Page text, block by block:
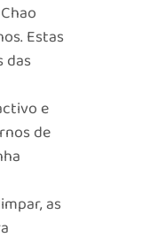
Estas
das
e
de
as